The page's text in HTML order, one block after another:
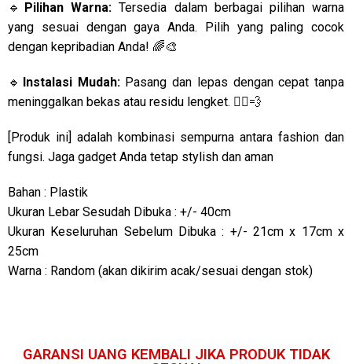
🔹 Pilihan Warna: Tersedia dalam berbagai pilihan warna
yang sesuai dengan gaya Anda. Pilih yang paling cocok
dengan kepribadian Anda! 🌈🎨
🔹 Instalasi Mudah:Pasang dan lepas dengan cepat tanpa
meninggalkan bekas atau residu lengket. 🏃‍♂️💨
[Produk ini] adalah kombinasi sempurna antara fashion dan
fungsi. Jaga gadget Anda tetap stylish dan aman
Bahan : Plastik
Ukuran Lebar Sesudah Dibuka : +/- 40cm
Ukuran Keseluruhan Sebelum Dibuka : +/- 21cm x 17cm x
25cm
Warna : Random (akan dikirim acak/sesuai dengan stok)
GARANSI UANG KEMBALI JIKA PRODUK TIDAK